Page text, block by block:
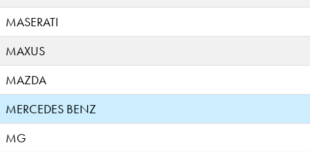
MASERATI
MAXUS
MAZDA
MERCEDES BENZ
MG